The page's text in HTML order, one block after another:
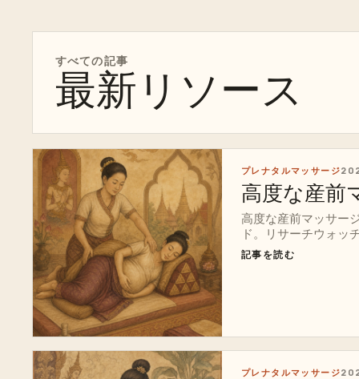
すべての記事
最新リソース
プレナタルマッサージ
高度な産前
高度な産前マッサー
ド。リサーチウォッ
フォグラフィック、
記事を読む
プレナタルマッサージ